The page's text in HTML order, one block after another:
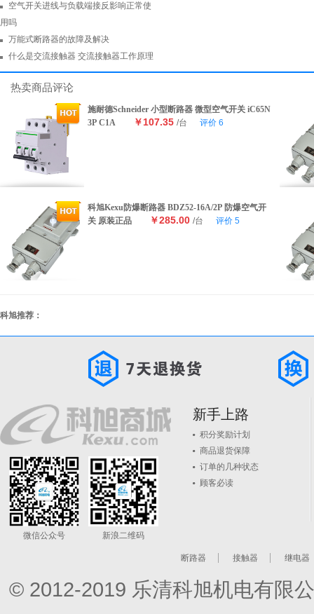
空气开关进线与负载端接反影响正常使
用吗
万能式断路器的故障及解决
什么是交流接触器 交流接触器工作原理
热卖商品评论
施耐德Schneider 小型断路器 微型空气开关 iC65N
3P C1A
￥107.35 /台 评价 6
科旭Kexu防爆断路器 BDZ52-16A/2P 防爆空气开
关 原装正品
￥285.00 /台 评价 5
科旭推荐：
微信公众号 新浪二维码
新手上路
积分奖励计划
商品退货保障
订单的几种状态
顾客必读
断路器 接触器 继电器
© 2012-2019 乐清科旭机电有限